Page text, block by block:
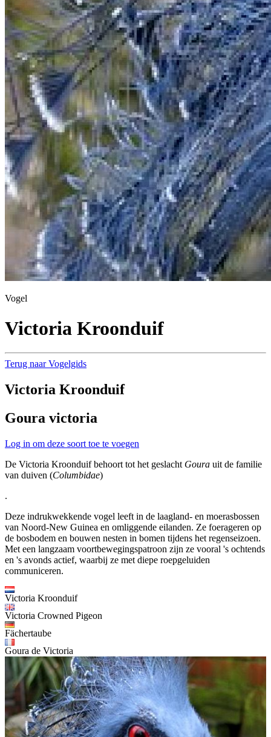
Vogel
Victoria Kroonduif
Terug naar Vogelgids
Victoria Kroonduif
Goura victoria
Log in om deze soort toe te voegen
De Victoria Kroonduif behoort tot het geslacht Goura uit de familie
van duiven (Columbidae)
.
Deze indrukwekkende vogel leeft in de laagland- en moerasbossen
van Noord-New Guinea en omliggende eilanden. Ze foerageren op
de bosbodem en bouwen nesten in bomen tijdens het regenseizoen.
Met een langzaam voortbewegingspatroon zijn ze vooral 's ochtends
en 's avonds actief, waarbij ze met diepe roepgeluiden
communiceren.
Victoria Kroonduif
Victoria Crowned Pigeon
Fächertaube
Goura de Victoria